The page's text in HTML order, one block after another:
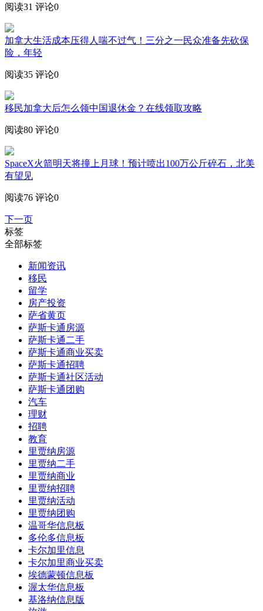
阅读31 评论0
加拿大生活成本压得人喘不过气！三分之一民众准备先砍保
险，年轻
阅读35 评论0
移民加拿大后怎么领中国退休金？在线领取攻略
阅读80 评论0
SpaceX火箭明天将撞上月球！预计喷出100万公斤碎石，北美
有望见
阅读76 评论0
下一页
标签
全部标签
新闻资讯
移民
留学
房产投资
萨省黄页
萨斯卡通房源
萨斯卡通二手
萨斯卡通商业买卖
萨斯卡通招聘
萨斯卡通社区活动
萨斯卡通团购
汽车
理财
招聘
教育
里贾纳房源
里贾纳二手
里贾纳商业
里贾纳招聘
里贾纳活动
里贾纳团购
温哥华信息板
多伦多信息板
卡尔加里信息
卡尔加里商业买卖
埃德蒙顿信息板
渥太华信息板
基洛纳信息版